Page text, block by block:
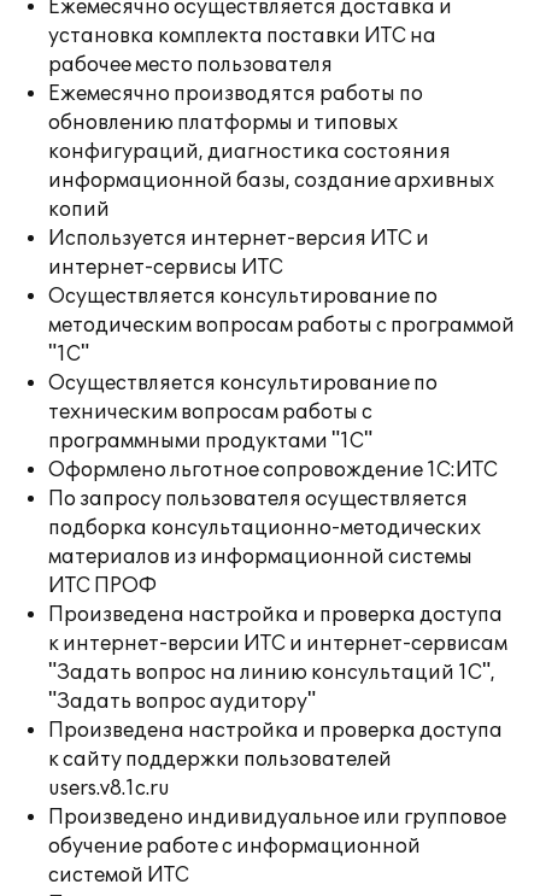
Ежемесячно осуществляется доставка и
установка комплекта поставки ИТС на
рабочее место пользователя
Ежемесячно производятся работы по
обновлению платформы и типовых
конфигураций, диагностика состояния
информационной базы, создание архивных
копий
Используется интернет-версия ИТС и
интернет-сервисы ИТС
Осуществляется консультирование по
методическим вопросам работы с программой
"1С"
Осуществляется консультирование по
техническим вопросам работы с
программными продуктами "1С"
Оформлено льготное сопровождение 1С:ИТС
По запросу пользователя осуществляется
подборка консультационно-методических
материалов из информационной системы
ИТС ПРОФ
Произведена настройка и проверка доступа
к интернет-версии ИТС и интернет-сервисам
"Задать вопрос на линию консультаций 1С",
"Задать вопрос аудитору"
Произведена настройка и проверка доступа
к сайту поддержки пользователей
users.v8.1c.ru
Произведено индивидуальное или групповое
обучение работе с информационной
системой ИТС